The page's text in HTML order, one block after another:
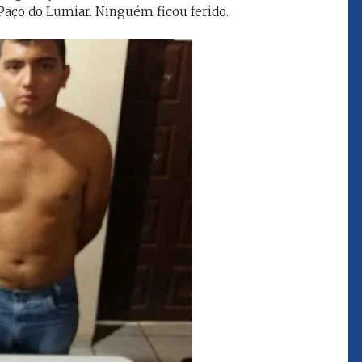
do Lumiar. Ninguém ficou ferido.
eu estou
desde março
o cargo de
Superior
do
no
e de
da Justiça
no biênio
presidente
Justiça do
o Biênio
juízes e servidores"